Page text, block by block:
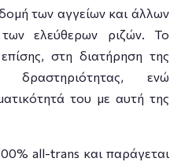
των αγγείων και άλλων
ελεύθερων ριζών. Το
στη διατήρηση της
δραστηριότητας, ενώ
του με αυτή της
all-trans και παράγεται